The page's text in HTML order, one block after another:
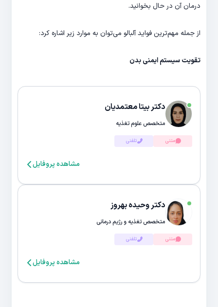
درمان آن در حال بخوانید.
از جمله مهم‌ترین فواید آلبالو می‌توان به موارد زیر اشاره کرد:
تقویت سیستم ایمنی بدن
دکتر بیتا معتمدیان
متخصص علوم تغذیه
متنی تلفنی
مشاهده پروفایل
دکتر وحیده بهروز
متخصص تغذیه و رژیم درمانی
متنی تلفنی
مشاهده پروفایل